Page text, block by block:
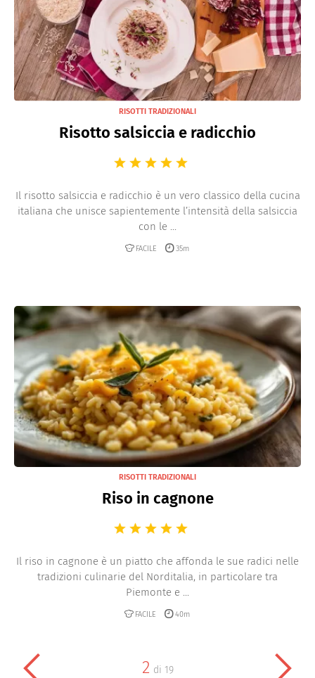
RISOTTI TRADIZIONALI
Risotto salsiccia e radicchio
Il risotto salsiccia e radicchio è un vero classico della cucina
italiana che unisce sapientemente l’intensità della salsiccia
con le ...
FACILE 35m
RISOTTI TRADIZIONALI
Riso in cagnone
Il riso in cagnone è un piatto che affonda le sue radici nelle
tradizioni culinarie del Norditalia, in particolare tra
Piemonte e ...
FACILE 40m
2 di 19